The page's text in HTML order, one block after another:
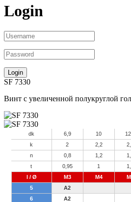
Login
SF 7330
Винт с увеличенной полукруглой
dk 6,9 10
k
2 2,2
n
0,8 1,2
t
0,95 1
l / Ø
M3 M4
5
A2
6
A2